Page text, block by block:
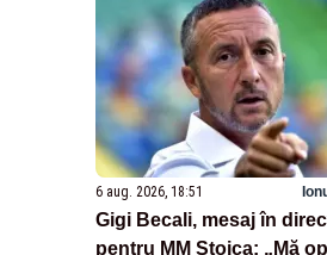
6 aug. 2026, 18:51
Gigi Becali, mesaj în
pentru MM Stoica: „Mă